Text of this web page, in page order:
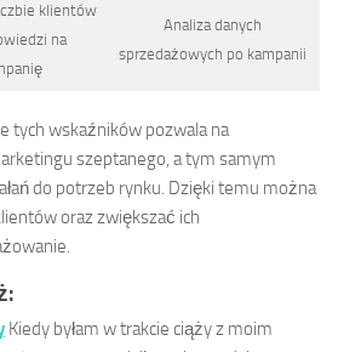
klientów
na
Analiza danych
sprzedażowych po kampanii
tych wskaźników pozwala na
szeptanego, a tym samym
do potrzeb rynku. Dzięki temu można
oraz zwiększać ich
Kiedy byłam w trakcie ciąży z moim